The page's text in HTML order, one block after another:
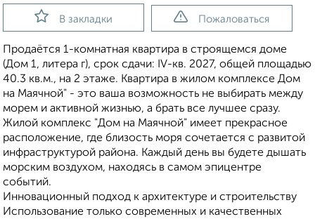
В закладки Пожаловаться
Продаётся 1-комнатная квартира в строящемся доме
(Дом 1, литера г), срок сдачи: IV-кв. 2027, общей площадью
40.3 кв.м., на 2 этаже. Квартира в жилом комплексе Дом
на Маячной" - это ваша возможность не выбирать между
морем и активной жизнью, а брать все лучшее сразу.
Жилой комплекс "Дом на Маячной" имеет прекрасное
расположение, где близость моря сочетается с развитой
инфраструктурой района. Каждый день вы будете дышать
морским воздухом, находясь в самом эпицентре
событий.
Инновационный подход к архитектуре и строительству
Использование только современных и качественных